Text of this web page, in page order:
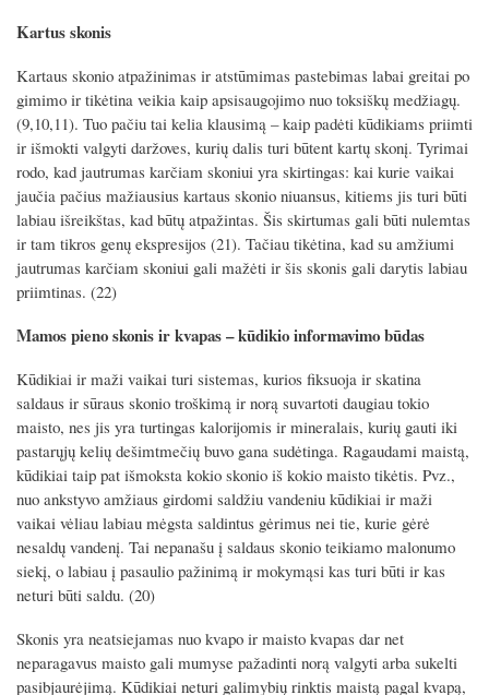
Kartus skonis
Kartaus skonio atpažinimas ir atstūmimas pastebimas labai greitai po
gimimo ir tikėtina veikia kaip apsisaugojimo nuo toksiškų medžiagų.
(9,10,11). Tuo pačiu tai kelia klausimą – kaip padėti kūdikiams priimti
ir išmokti valgyti daržoves, kurių dalis turi būtent kartų skonį. Tyrimai
rodo, kad jautrumas karčiam skoniui yra skirtingas: kai kurie vaikai
jaučia pačius mažiausius kartaus skonio niuansus, kitiems jis turi būti
labiau išreikštas, kad būtų atpažintas. Šis skirtumas gali būti nulemtas
ir tam tikros genų ekspresijos (21). Tačiau tikėtina, kad su amžiumi
jautrumas karčiam skoniui gali mažėti ir šis skonis gali darytis labiau
priimtinas. (22)
Mamos pieno skonis ir kvapas – kūdikio informavimo būdas
Kūdikiai ir maži vaikai turi sistemas, kurios fiksuoja ir skatina
saldaus ir sūraus skonio troškimą ir norą suvartoti daugiau tokio
maisto, nes jis yra turtingas kalorijomis ir mineralais, kurių gauti iki
pastarųjų kelių dešimtmečių buvo gana sudėtinga. Ragaudami maistą,
kūdikiai taip pat išmoksta kokio skonio iš kokio maisto tikėtis. Pvz.,
nuo ankstyvo amžiaus girdomi saldžiu vandeniu kūdikiai ir maži
vaikai vėliau labiau mėgsta saldintus gėrimus nei tie, kurie gėrė
nesaldų vandenį. Tai nepanašu į saldaus skonio teikiamo malonumo
siekį, o labiau į pasaulio pažinimą ir mokymąsi kas turi būti ir kas
neturi būti saldu. (20)
Skonis yra neatsiejamas nuo kvapo ir maisto kvapas dar net
neparagavus maisto gali mumyse pažadinti norą valgyti arba sukelti
pasibjaurėjimą. Kūdikiai neturi galimybių rinktis maistą pagal kvapą,